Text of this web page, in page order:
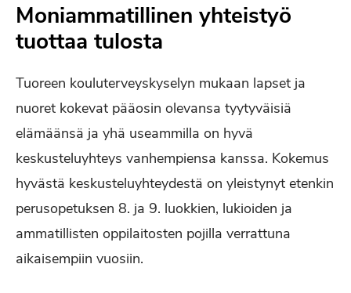
Moniammatillinen yhteistyö
tuottaa tulosta
Tuoreen kouluterveyskyselyn mukaan lapset ja
nuoret kokevat pääosin olevansa tyytyväisiä
elämäänsä ja yhä useammilla on hyvä
keskusteluyhteys vanhempiensa kanssa. Kokemus
hyvästä keskusteluyhteydestä on yleistynyt etenkin
perusopetuksen 8. ja 9. luokkien, lukioiden ja
ammatillisten oppilaitosten pojilla verrattuna
aikaisempiin vuosiin.